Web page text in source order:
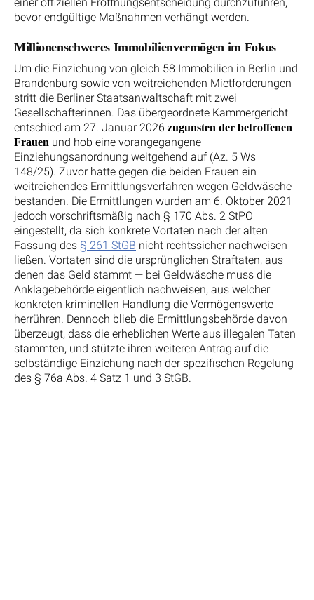
bevor endgültige Maßnahmen verhängt werden.
Millionenschweres Immobilienvermögen im Fokus
Um die Einziehung von gleich 58 Immobilien in Berlin und
Brandenburg sowie von weitreichenden Mietforderungen
stritt die Berliner Staatsanwaltschaft mit zwei
Gesellschafterinnen. Das übergeordnete Kammergericht
entschied am 27. Januar 2026 zugunsten der betroffenen
Frauen und hob eine vorangegangene
Einziehungsanordnung weitgehend auf (Az. 5 Ws
148/25). Zuvor hatte gegen die beiden Frauen ein
weitreichendes Ermittlungsverfahren wegen Geldwäsche
bestanden. Die Ermittlungen wurden am 6. Oktober 2021
jedoch vorschriftsmäßig nach § 170 Abs. 2 StPO
eingestellt, da sich konkrete Vortaten nach der alten
Fassung des § 261 StGB nicht rechtssicher nachweisen
ließen. Vortaten sind die ursprünglichen Straftaten, aus
denen das Geld stammt — bei Geldwäsche muss die
Anklagebehörde eigentlich nachweisen, aus welcher
konkreten kriminellen Handlung die Vermögenswerte
herrühren. Dennoch blieb die Ermittlungsbehörde davon
überzeugt, dass die erheblichen Werte aus illegalen Taten
stammten, und stützte ihren weiteren Antrag auf die
selbständige Einziehung nach der spezifischen Regelung
des § 76a Abs. 4 Satz 1 und 3 StGB.